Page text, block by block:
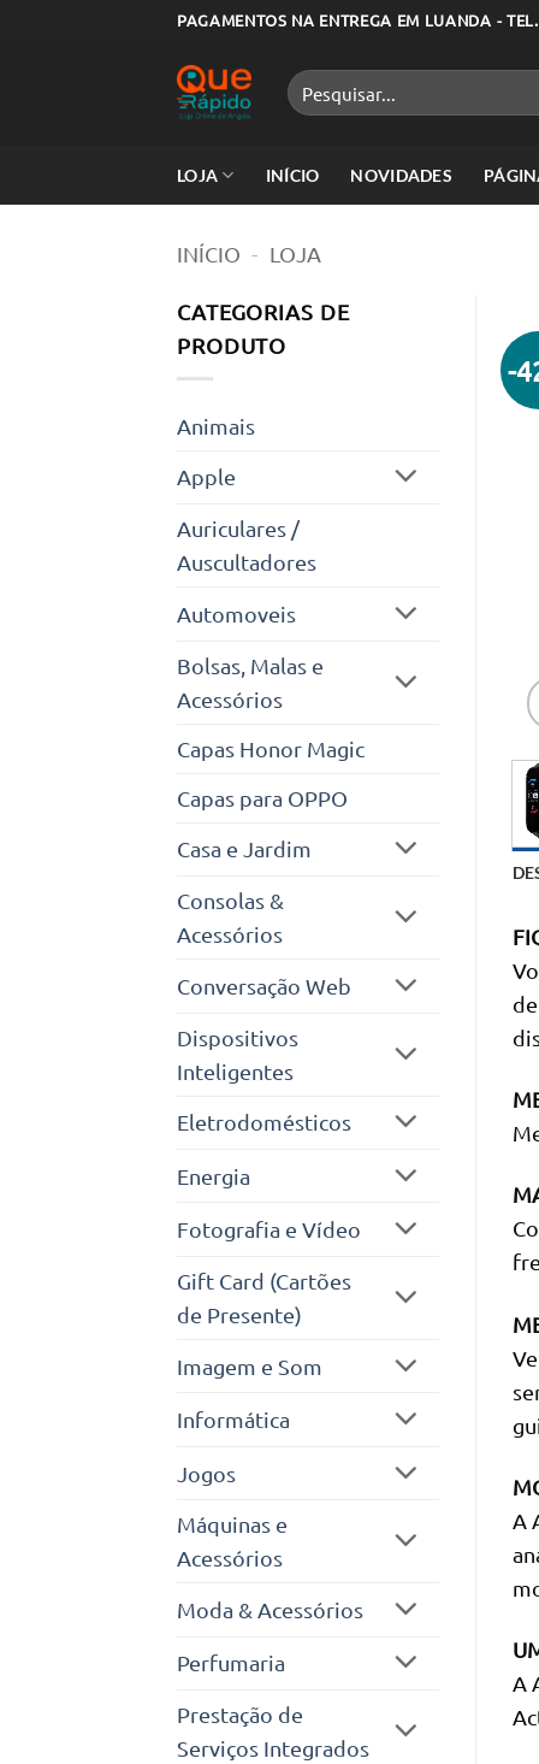
PAGAMENTOS NA ENTREGA EM LUANDA -
Pesquisar
por:
LOJA INÍCIO NOVIDADES
INÍCIO - LOJA
CATEGORIAS DE
PRODUTO
Animais
Apple
Auriculares /
Auscultadores
Automoveis
Bolsas, Malas e
Acessórios
Capas Honor Magic
Capas para OPPO
Casa e Jardim
Consolas &
Acessórios
Conversação Web
Dispositivos
Inteligentes
Eletrodomésticos
Energia
Fotografia e Vídeo
Gift Card (Cartões
de Presente)
Imagem e Som
Informática
Jogos
Máquinas e
Acessórios
Moda & Acessórios
Perfumaria
Prestação de
Serviços Integrados
-
A
A